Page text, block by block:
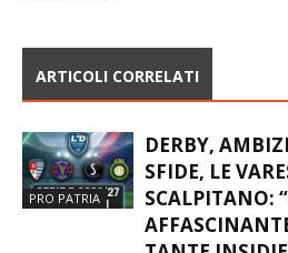
ARTICOLI CORRELATI
PRO PATRIA
DERBY,
SFIDE, LE
SCALPITANO: